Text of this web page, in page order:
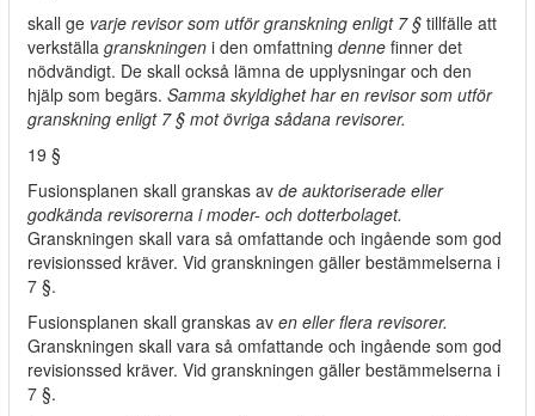
skall ge varje revisor som utför granskning enligt 7 § tillfälle att
verkställa granskningen i den omfattning denne finner det
nödvändigt. De skall också lämna de upplysningar och den
hjälp som begärs. Samma skyldighet har en revisor som utför
granskning enligt 7 § mot övriga sådana revisorer.
19 §
Fusionsplanen skall granskas av de auktoriserade eller
godkända revisorerna i moder- och dotterbolaget.
Granskningen skall vara så omfattande och ingående som god
revisionssed kräver. Vid granskningen gäller bestämmelserna i
7 §.
Fusionsplanen skall granskas av en eller flera revisorer.
Granskningen skall vara så omfattande och ingående som god
revisionssed kräver. Vid granskningen gäller bestämmelserna i
7 §.